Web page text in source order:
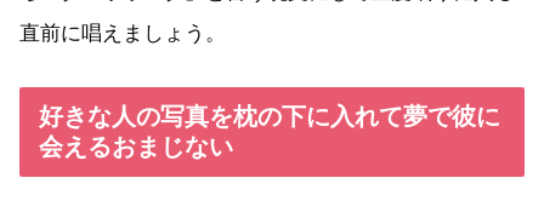
直前に唱えましょう。
好きな人の写真を枕の下に入れて夢で彼に
会えるおまじない